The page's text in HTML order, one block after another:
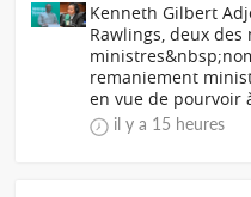
Kenneth Gilbert
Rawlings, deux des
remaniement
en vue de pourvoir
il y a 15 heures